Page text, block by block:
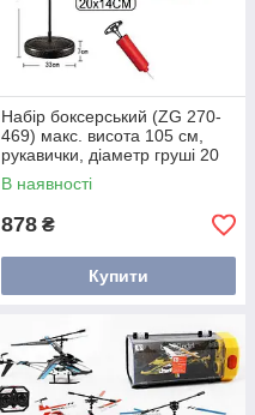
Набір боксерський (ZG 270-
469) макс. висота 105 см,
рукавички, діаметр груші 20
см, у коробці
В наявності
878 ₴
Купити